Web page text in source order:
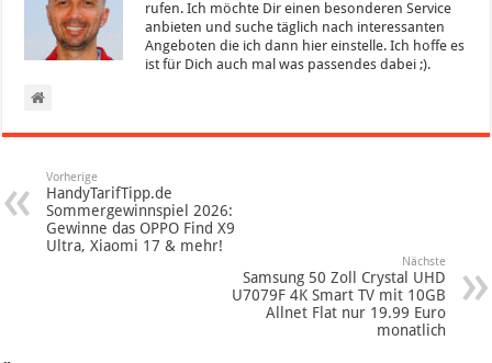
rufen. Ich möchte Dir einen besonderen Service
anbieten und suche täglich nach interessanten
Angeboten die ich dann hier einstelle. Ich hoffe es
ist für Dich auch mal was passendes dabei ;).
Vorherige
HandyTarifTipp.de
Sommergewinnspiel 2026:
Gewinne das OPPO Find X9
Ultra, Xiaomi 17 & mehr!
Nächste
Samsung 50 Zoll Crystal UHD
U7079F 4K Smart TV mit 10GB
Allnet Flat nur 19.99 Euro
monatlich